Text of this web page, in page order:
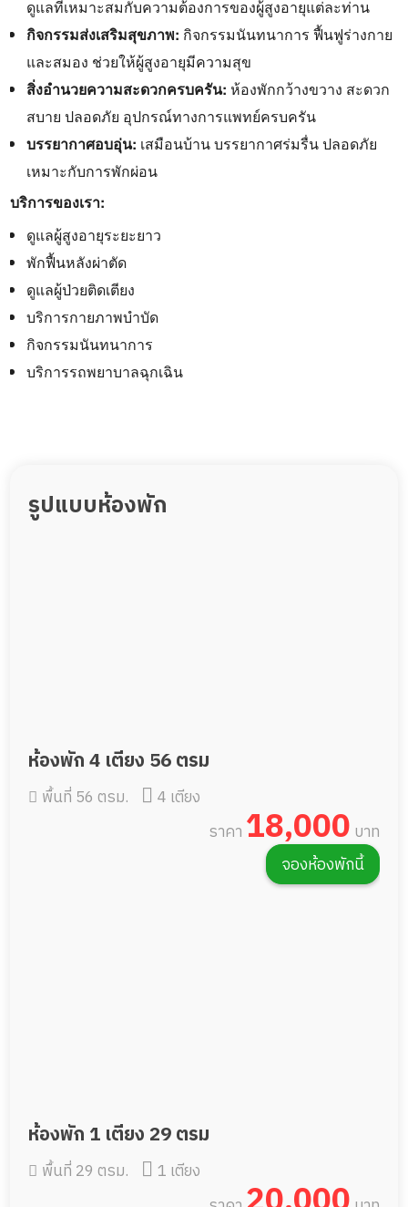
ดูแลที่เหมาะสมกับความต้องการของผู้สูงอายุแต่ละท่าน
กิจกรรมส่งเสริมสุขภาพ: กิจกรรมนันทนาการ ฟื้นฟูร่างกาย
และสมอง ช่วยให้ผู้สูงอายุมีความสุข
สิ่งอำนวยความสะดวกครบครัน: ห้องพักกว้างขวาง สะดวก
สบาย ปลอดภัย อุปกรณ์ทางการแพทย์ครบครัน
บรรยากาศอบอุ่น: เสมือนบ้าน บรรยากาศร่มรื่น ปลอดภัย
เหมาะกับการพักผ่อน
บริการของเรา:
ดูแลผู้สูงอายุระยะยาว
พักฟื้นหลังผ่าตัด
ดูแลผู้ป่วยติดเตียง
บริการกายภาพบำบัด
กิจกรรมนันทนาการ
บริการรถพยาบาลฉุกเฉิน
รูปแบบห้องพัก
ห้องพัก 4 เตียง 56 ตรม
พื้นที่ 56 ตรม.
4 เตียง
ราคา 18,000 บาท
จองห้องพักนี้
ห้องพัก 1 เตียง 29 ตรม
พื้นที่ 29 ตรม.
1 เตียง